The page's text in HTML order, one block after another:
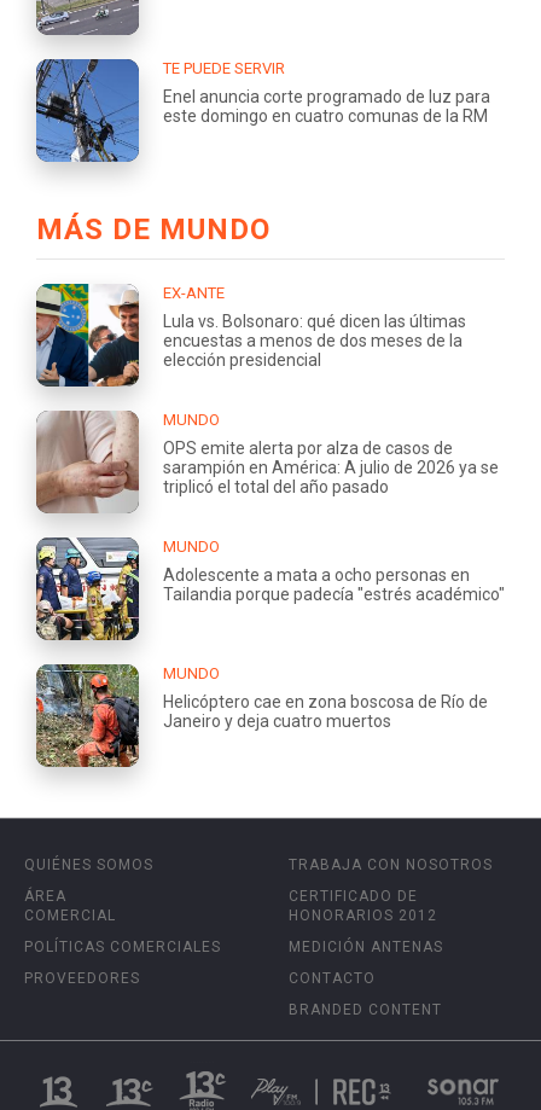
TE PUEDE SERVIR
Enel anuncia corte programado de luz para
este domingo en cuatro comunas de la RM
MÁS DE MUNDO
EX-ANTE
Lula vs. Bolsonaro: qué dicen las últimas
encuestas a menos de dos meses de la
elección presidencial
MUNDO
OPS emite alerta por alza de casos de
sarampión en América: A julio de 2026 ya se
triplicó el total del año pasado
MUNDO
Adolescente a mata a ocho personas en
Tailandia porque padecía "estrés académico"
MUNDO
Helicóptero cae en zona boscosa de Río de
Janeiro y deja cuatro muertos
QUIÉNES SOMOS
ÁREA
COMERCIAL
POLÍTICAS COMERCIALES
PROVEEDORES
TRABAJA CON NOSOTROS
CERTIFICADO DE
HONORARIOS 2012
MEDICIÓN ANTENAS
CONTACTO
BRANDED CONTENT